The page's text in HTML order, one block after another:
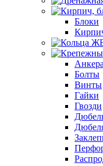
Блоки
Анкера
Болты
Винты
Гайки
Гвозди